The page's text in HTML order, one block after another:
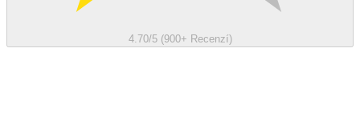
4.70/5 (900+ Recenzí)